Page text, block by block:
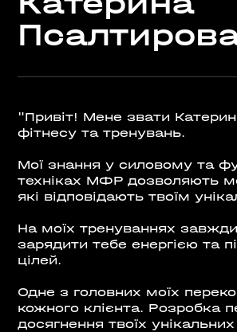
КОМАНДАМ
"Привіт! Мене звати
фітнесу та тренувань.
Мої знання у силовому та
техніках МФР дозволяють
які відповідають твоїм
На моїх тренуваннях
зарядити тебе енергією та
цілей.
Одне з головних моїх
кожного клієнта. Розробка
досягнення твоїх